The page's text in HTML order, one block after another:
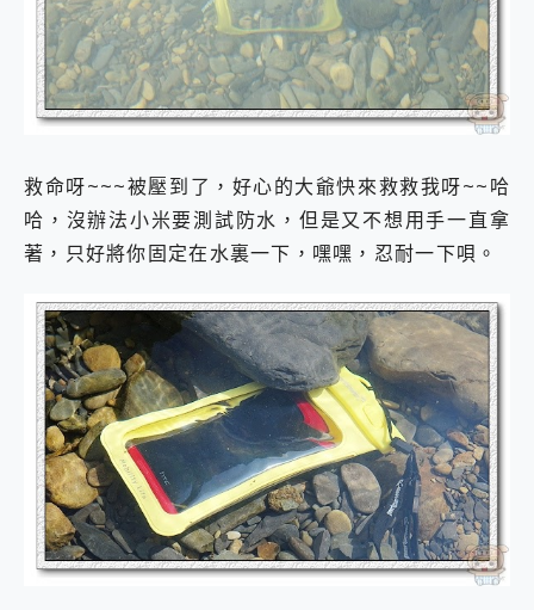
救命呀~~~被壓到了，好心的大爺快來救救我呀~~哈
哈，沒辦法小米要測試防水，但是又不想用手一直拿
著，只好將你固定在水裏一下，嘿嘿，忍耐一下唄。